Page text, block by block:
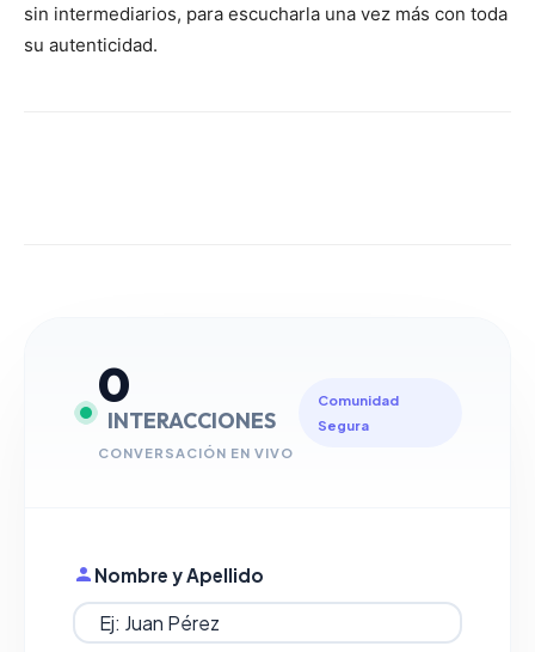
sin intermediarios, para escucharla una vez más con toda
su autenticidad.
0
INTERACCIONES
CONVERSACIÓN EN VIVO
Comunidad
Segura
Nombre y Apellido